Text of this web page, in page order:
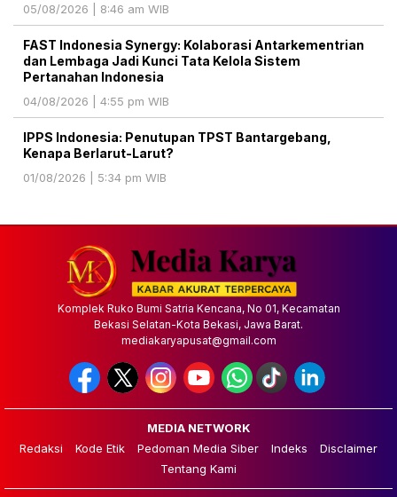
05/08/2026 | 8:46 am WIB
FAST Indonesia Synergy: Kolaborasi Antarkementrian
dan Lembaga Jadi Kunci Tata Kelola Sistem
Pertanahan Indonesia
04/08/2026 | 4:55 pm WIB
IPPS Indonesia: Penutupan TPST Bantargebang,
Kenapa Berlarut-Larut?
01/08/2026 | 5:34 pm WIB
Komplek Ruko Bumi Satria Kencana, No 01, Kecamatan
Bekasi Selatan-Kota Bekasi, Jawa Barat.
mediakaryapusat@gmail.com
MEDIA NETWORK
Redaksi
Kode Etik Pedoman Media Siber Indeks
Disclaimer
Tentang Kami